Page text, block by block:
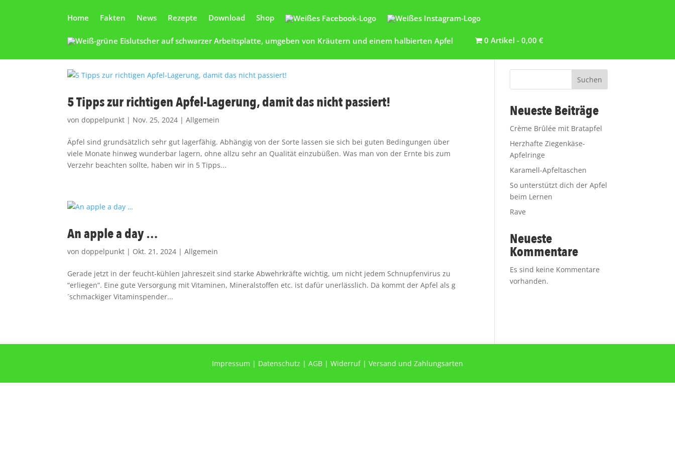
Home Fakten News Rezepte Download Shop
0 Artikel 0,00 €
5 Tipps zur richtigen Apfel-Lagerung, damit das nicht passiert!
vondoppelpunkt | Nov. 25, 2024 |Allgemein
Äpfel sind grundsätzlich sehr gut lagerfähig. Abhängig von der Sorte lassen sie sich bei guten Bedingungen über
viele Monate hinweg wunderbar lagern, ohne allzu sehr an Qualität einzubüßen. Was man von der Ernte bis zum
Verzehr beachten sollte, haben wir in 5 Tipps...
An apple a day …
vondoppelpunkt | Okt. 21, 2024 |Allgemein
Gerade jetzt in der feucht-kühlen Jahreszeit sind starke Abwehrkräfte wichtig, um nicht jedem Schnupfenvirus zu
“erliegen”. Eine gute Versorgung mit Vitaminen, Mineralstoffen etc. ist dafür unerlässlich. Da kommt der Apfel als g
´schmackiger Vitaminspender...
Suchen
Neueste Beiträge
Crème Brûlée mit Bratapfel
Herzhafte Ziegenkäse-
Apfelringe
Karamell-Apfeltaschen
So unterstützt dich der Apfel
beim Lernen
Rave
Neueste
Kommentare
Es sind keine Kommentare
vorhanden.
Impressum | Datenschutz | AGB | Widerruf| Versand und Zahlungsarten